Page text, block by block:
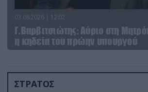
03.08.2026 | 12:02
Γ.Βαρβιτσιώτης: Aύριο στη
η κηδεία του πρώην υπουργού
ΣΤΡΑΤΟΣ